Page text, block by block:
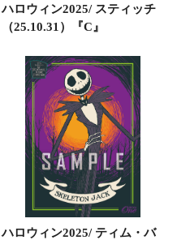
ハロウィン2025/ スティッチ
（25.10.31）『C』
ハロウィン2025/ ティム・バ